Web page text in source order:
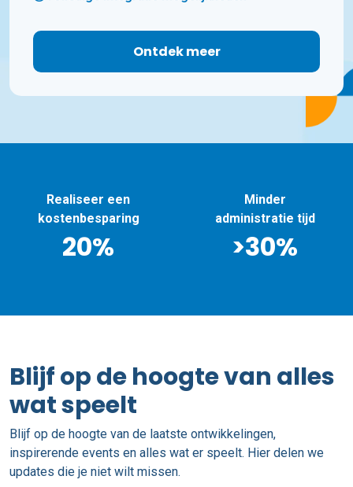
Ontdek meer
Realiseer een
kostenbesparing
20%
Minder
administratie tijd
>30%
Blijf op de hoogte van alles
wat speelt
Blijf op de hoogte van de laatste ontwikkelingen,
inspirerende events en alles wat er speelt. Hier delen we
updates die je niet wilt missen.